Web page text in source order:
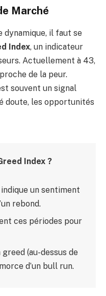
Marché
il faut se
Index, un indicateur
Actuellement à 43,
de la peur.
souvent un signal
doute, les opportunités
Index ?
un sentiment
rebond.
ces périodes pour
(au-dessus de
d’un bull run.